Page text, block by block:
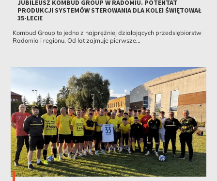
JUBILEUSZ KOMBUD GROUP W RADOMIU. POTENTAT
PRODUKCJI SYSTEMÓW STEROWANIA DLA KOLEI ŚWIĘTOWAŁ
35-LECIE
Kombud Group to jedno z najprężniej działających przedsiębiorstw
Radomia i regionu. Od lat zajmuje pierwsze...